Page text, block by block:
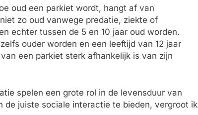
oud een parkiet wordt, hangt af van
zo oud vanwege predatie, ziekte of
echter tussen de 5 en 10 jaar oud worden.
ouder worden en een leeftijd van 12 jaar
een parkiet sterk afhankelijk is van zijn
spelen een grote rol in de levensduur van
de juiste sociale interactie te bieden, vergroot ik